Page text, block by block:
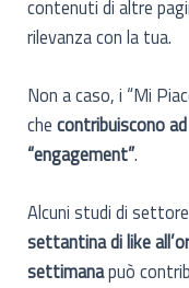
contenuti di altre
rilevanza con la tua.
Non a caso, i “Mi
checontribuiscono
“engagement”.
Alcuni studi di
settantina di like
settimanapuò